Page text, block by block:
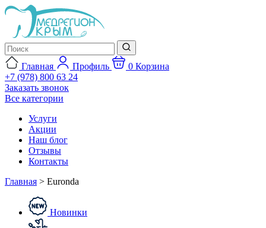
Главная Профиль 0 Корзина
+7 (978) 800 63 24
Заказать звонок
Все категории
Услуги
Акции
Наш блог
Отзывы
Контакты
Главная > Euronda
Новинки